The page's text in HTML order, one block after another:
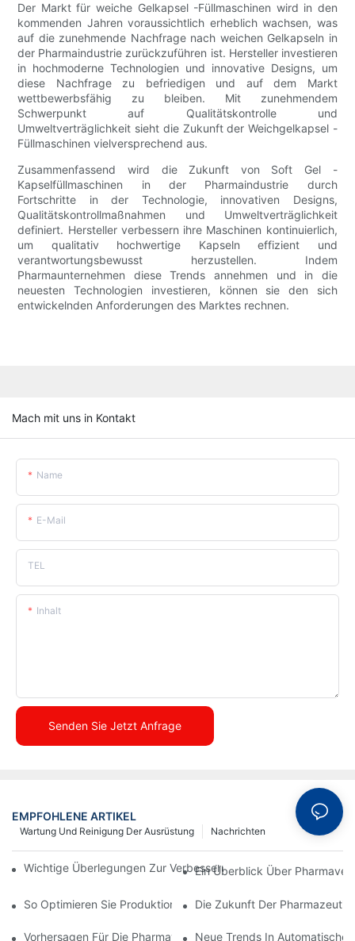
Der Markt für weiche Gelkapsel -Füllmaschinen wird in den
kommenden Jahren voraussichtlich erheblich wachsen, was
auf die zunehmende Nachfrage nach weichen Gelkapseln in
der Pharmaindustrie zurückzuführen ist. Hersteller investieren
in hochmoderne Technologien und innovative Designs, um
diese Nachfrage zu befriedigen und auf dem Markt
wettbewerbsfähig zu bleiben. Mit zunehmendem
Schwerpunkt auf Qualitätskontrolle und
Umweltverträglichkeit sieht die Zukunft der Weichgelkapsel -
Füllmaschinen vielversprechend aus.
Zusammenfassend wird die Zukunft von Soft Gel -
Kapselfüllmaschinen in der Pharmaindustrie durch
Fortschritte in der Technologie, innovativen Designs,
Qualitätskontrollmaßnahmen und Umweltverträglichkeit
definiert. Hersteller verbessern ihre Maschinen kontinuierlich,
um qualitativ hochwertige Kapseln effizient und
verantwortungsbewusst herzustellen. Indem
Pharmaunternehmen diese Trends annehmen und in die
neuesten Technologien investieren, können sie den sich
entwickelnden Anforderungen des Marktes rechnen.
Mach mit uns in Kontakt
Name
E-Mail
TEL
Inhalt
Senden Sie Jetzt Anfrage
EMPFOHLENE ARTIKEL
Nachrichten
Wartung Und Reinigung Der Ausrüstung
Wichtige Überlegungen Zur Verbesserung Der
Ein Überblick Über
So Optimieren Sie Produktionsprozesse Mit Effektiver
Die Zukunft Der
Vorhersagen Für Die Pharmaverpackungsbranche Im
Neue Trends In